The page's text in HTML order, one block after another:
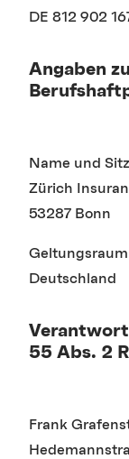
DE 812 902
Angaben
Name und
Zürich
53287 Bonn
Deutschland
55 Abs. 2
Frank